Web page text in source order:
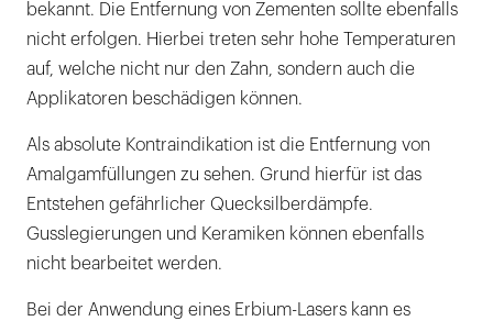
bekannt. Die Entfernung von Zementen sollte ebenfalls
nicht erfolgen. Hierbei treten sehr hohe Temperaturen
auf, welche nicht nur den Zahn, sondern auch die
Applikatoren beschädigen können.
Als absolute Kontraindikation ist die Entfernung von
Amalgamfüllungen zu sehen. Grund hierfür ist das
Entstehen gefährlicher Quecksilberdämpfe.
Gusslegierungen und Keramiken können ebenfalls
nicht bearbeitet werden.
Bei der Anwendung eines Erbium-Lasers kann es